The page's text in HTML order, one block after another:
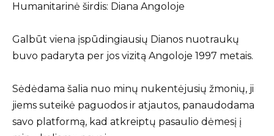
Humanitarinė širdis: Diana Angoloje
Galbūt viena įspūdingiausių Dianos nuotraukų
buvo padaryta per jos vizitą Angoloje 1997 metais.
Sėdėdama šalia nuo minų nukentėjusių žmonių, ji
jiems suteikė paguodos ir atjautos, panaudodama
savo platformą, kad atkreiptų pasaulio dėmesį į